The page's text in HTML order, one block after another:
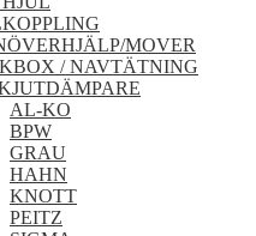
MOVER
/ NAVTÄTNING
AL-KO
BPW
GRAU
HAHN
KNOTT
PEITZ